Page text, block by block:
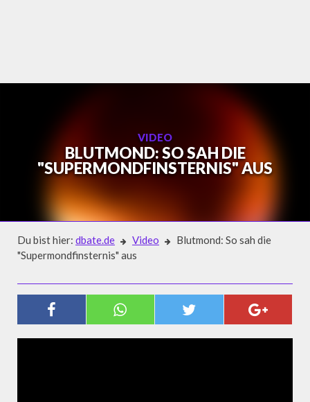
VIDEO
BLUTMOND: SO SAH DIE
"SUPERMONDFINSTERNIS" AUS
Du bist hier: dbate.de Video
Blutmond: So sah die
"Supermondfinsternis" aus
BLUTMOND: SO SAH DIE
"SUPERMONDFINSTERNIS" AUS